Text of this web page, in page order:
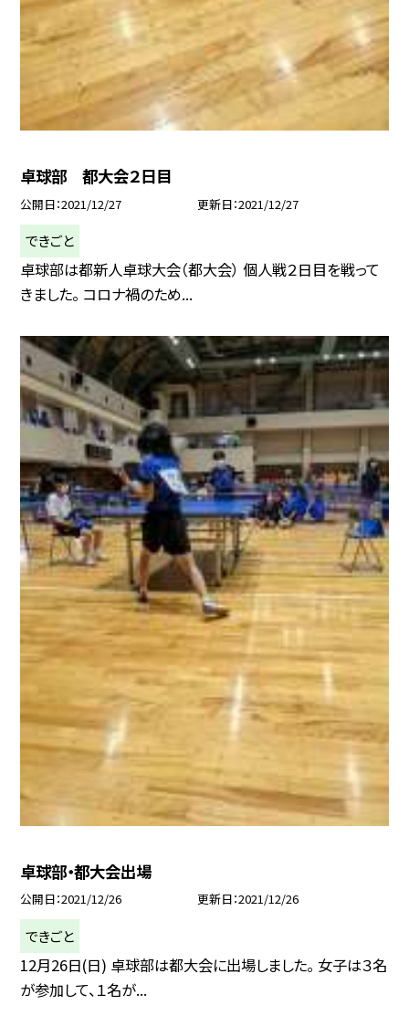
卓球部 都大会２日目
公開日 2021/12/27 更新日 2021/12/27
できごと
卓球部は都新人卓球大会（都大会） 個人戦２日目を戦って
きました。 コロナ禍のため...
卓球部・都大会出場
公開日 2021/12/26 更新日 2021/12/26
できごと
12月26日(日) 卓球部は都大会に出場しました。 女子は３名
が参加して、１名が...